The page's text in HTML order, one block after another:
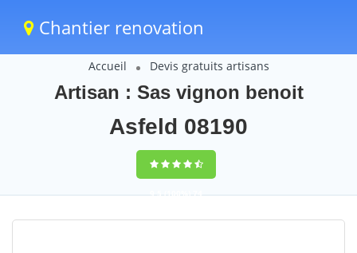
Chantier renovation
Accueil Devis gratuits artisans
Artisan : Sas vignon benoit
Asfeld 08190
9,5(100%)74
votes